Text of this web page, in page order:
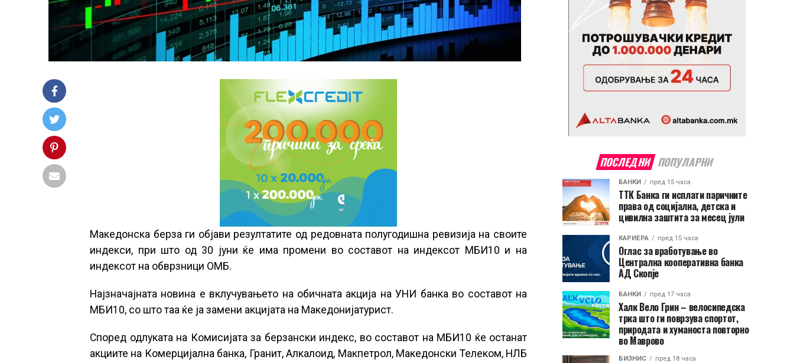
Македонска берза ги објави резултатите од редовната полугодишна ревизија на своите
индекси, при што од 30 јуни ќе има промени во составот на индексот МБИ10 и на
индексот на обврзници ОМБ.
Најзначајната новина е вклучувањето на обичната акција на УНИ банка во составот на
МБИ10, со што таа ќе ја замени акцијата на Македонијатурист.
Според одлуката на Комисијата за берзански индекс, во составот на МБИ10 ќе останат
акциите на Комерцијална банка, Гранит, Алкалоид, Макпетрол, Македонски Телеком, НЛБ
ПОСЛЕДНИ ПОПУЛАРНИ
БАНКИ пред 15 часа
ТТК Банка ги исплати паричните
права од социјална, детска и
цивилна заштита за месец јули
КАРИЕРА пред 15 часа
Оглас за вработување во
Централна кооперативна банка
АД Скопје
БАНКИ пред 17 часа
Халк Вело Грин – велосипедска
трка што ги поврзува спортот,
природата и хуманоста повторно
во Маврово
БИЗНИС пред 18 часа